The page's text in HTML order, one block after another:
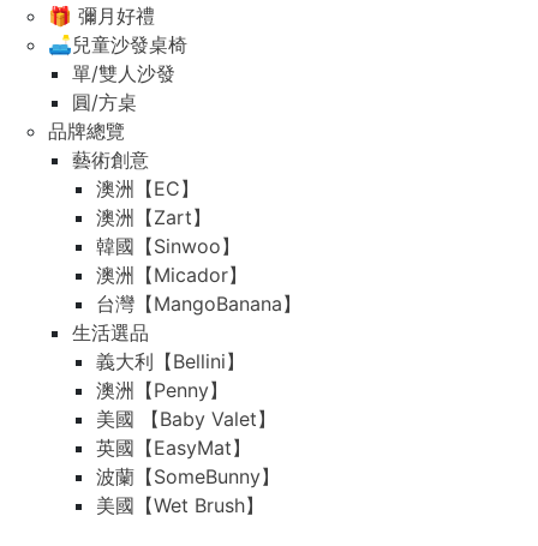
🎁 彌月好禮
🛋️兒童沙發桌椅
單/雙人沙發
圓/方桌
品牌總覽
藝術創意
澳洲【EC】
澳洲【Zart】
韓國【Sinwoo】
澳洲【Micador】
台灣【MangoBanana】
生活選品
義大利【Bellini】
澳洲【Penny】
美國 【Baby Valet】
英國【EasyMat】
波蘭【SomeBunny】
美國【Wet Brush】